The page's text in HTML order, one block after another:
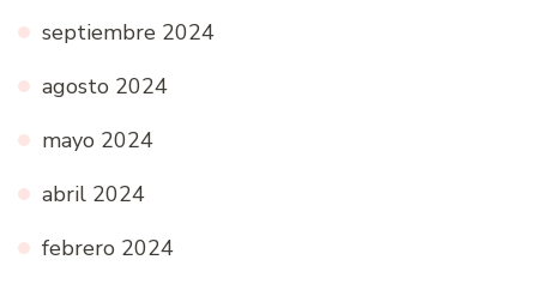
septiembre 2024
agosto 2024
mayo 2024
abril 2024
febrero 2024